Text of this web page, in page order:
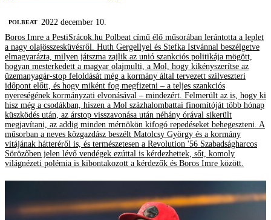
‎POLBEAT
2022 december 10.
Boros Imre a PestiSrácok.hu Polbeat című élő műsorában lerántotta a leplet
a nagy olajösszesküvésről. Huth Gergellyel és Stefka Istvánnal beszélgetve
elmagyarázta, milyen játszma zajlik az unió szankciós politikája mögött,
hogyan mesterkedett a magyar olajmulti, a Mol, hogy kikényszerítse az
üzemanyagár-stop feloldását még a kormány által tervezett szilveszteri
időpont előtt, és hogy miként fog megfizetni – a teljes szankciós
nyereségének kormányzati elvonásával – mindezért. Felmerült az is, hogy ki
hisz még a csodákban, hiszen a Mol százhalombattai finomítóját több hónap
küszködés után, az árstop visszavonása után néhány órával sikerült
megjavítani, az addig minden mérnökön kifogó repedéseket behegeszteni. A
műsorban a neves közgazdász beszélt Matolcsy György és a kormány
vitájának hátteréről is, és természetesen a Revolution '56 Szabadságharcos
Sörözőben jelen lévő vendégek ezúttal is kérdezhettek, sőt, komoly
világnézeti polémia is kibontakozott a kérdezők és Boros Imre között.